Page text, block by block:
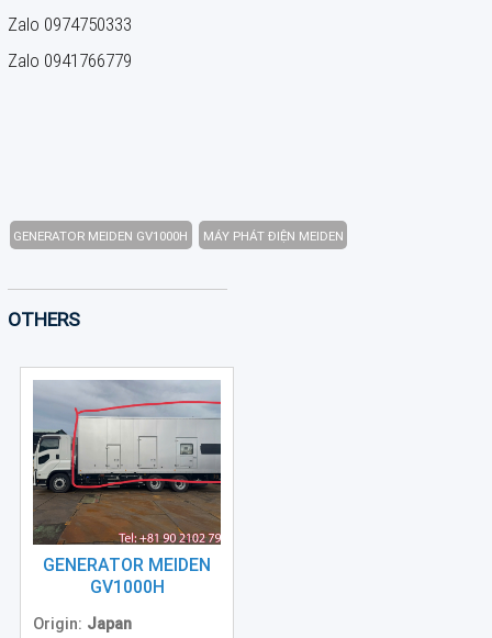
Slotting
(1)
Conventional
(1)
Generator
(2)
Other
Machine
(2)
Zalo 0974750333
Zalo 0941766779
GENERATOR MEIDEN GV1000H MÁY PHÁT ĐIỆN MEIDEN
OTHERS
GENERATOR MEIDEN
GV1000H
Origin: Japan